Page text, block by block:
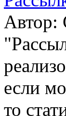
Автор:
если
то